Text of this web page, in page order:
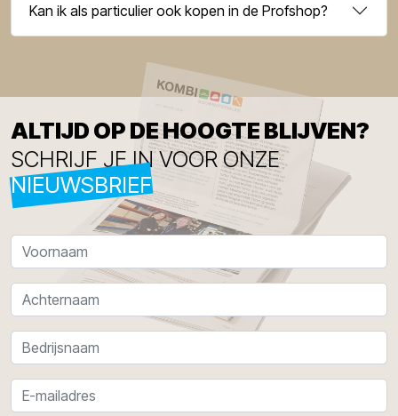
Kan ik als particulier ook kopen in de Profshop?
ALTIJD OP DE HOOGTE BLIJVEN?
SCHRIJF JE IN VOOR ONZE
NIEUWSBRIEF